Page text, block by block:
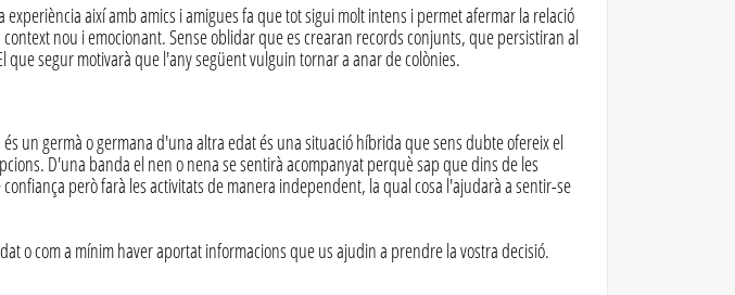
experiència així amb amics i amigues fa que tot sigui molt intens i permet afermar la relació
nou i emocionant. Sense oblidar que es crearan records conjunts, que persistiran al
que segur motivarà que l'any següent vulguin tornar a anar de colònies.
un germà o germana d'una altra edat és una situació híbrida que sens dubte ofereix el
D'una banda el nen o nena se sentirà acompanyat perquè sap que dins de les
però farà les activitats de manera independent, la qual cosa l'ajudarà a sentir-se
o com a mínim haver aportat informacions que us ajudin a prendre la vostra decisió.